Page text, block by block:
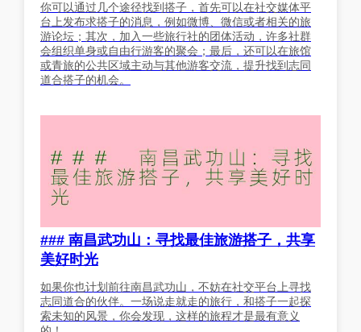
你可以通过几个途径找到搭子，首先可以在社交媒体平
台上发布求搭子的消息，例如微博、微信或者相关的旅
游论坛；其次，加入一些旅行社的团体活动，许多社群
会组织单身或自由行游客的聚会；最后，还可以在旅馆
或青旅的公共区域主动与其他游客交流，提升找到志同
道合搭子的机会。
### 南昌武功山：寻找最佳旅游搭子，共享
美好时光
如果你也计划前往南昌武功山，不妨在社交平台上寻找
志同道合的伙伴。一场说走就走的旅行，和搭子一起探
索未知的风景，你会发现，这样的旅程才是最有意义